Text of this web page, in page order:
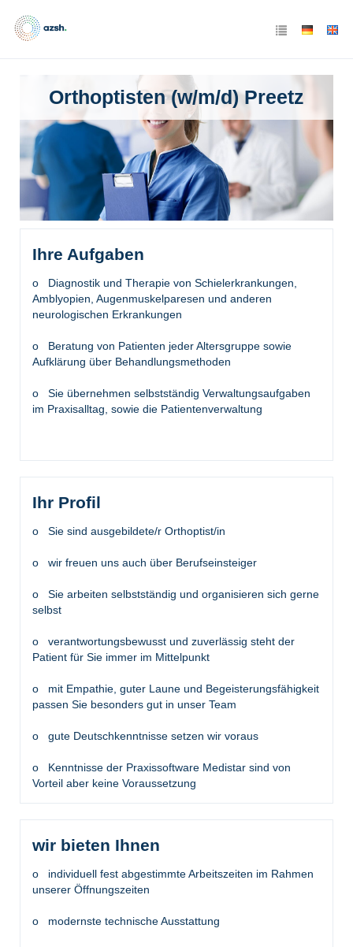
Orthoptisten (w/m/d) Preetz
Ihre Aufgaben
o Diagnostik und Therapie von Schielerkrankungen,
Amblyopien, Augenmuskelparesen und anderen
neurologischen Erkrankungen
o Beratung von Patienten jeder Altersgruppe sowie
Aufklärung über Behandlungsmethoden
o Sie übernehmen selbstständig Verwaltungsaufgaben
im Praxisalltag, sowie die Patientenverwaltung
Ihr Profil
o Sie sind ausgebildete/r Orthoptist/in
o wir freuen uns auch über Berufseinsteiger
o Sie arbeiten selbstständig und organisieren sich gerne
selbst
o verantwortungsbewusst und zuverlässig steht der
Patient für Sie immer im Mittelpunkt
o mit Empathie, guter Laune und Begeisterungsfähigkeit
passen Sie besonders gut in unser Team
o gute Deutschkenntnisse setzen wir voraus
o Kenntnisse der Praxissoftware Medistar sind von
Vorteil aber keine Voraussetzung
wir bieten Ihnen
o individuell fest abgestimmte Arbeitszeiten im Rahmen
unserer Öffnungszeiten
o modernste technische Ausstattung